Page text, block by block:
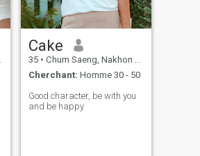
Cake
35 • Chum Saeng, Nakhon Sawan, Thailande
Cherchant: Homme 30 - 50
Good character, be with you
and be happy